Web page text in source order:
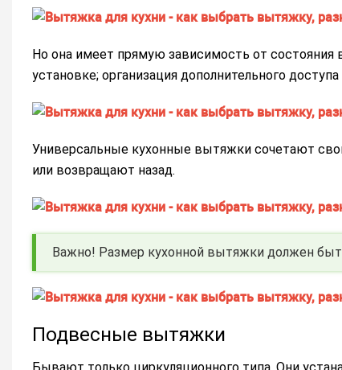
Но она имеет прямую зависимость от
установке; организация дополнительного
Универсальные кухонные вытяжки сочетают
или возвращают назад.
Важно! Размер кухонной вытяжки должен
Подвесные вытяжки